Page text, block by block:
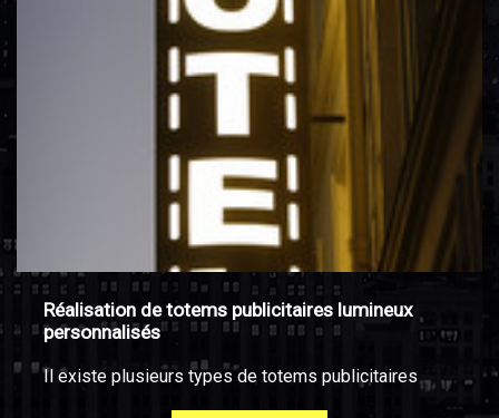
Réalisation de totems publicitaires lumineux
personnalisés
Il existe plusieurs types de totems publicitaires